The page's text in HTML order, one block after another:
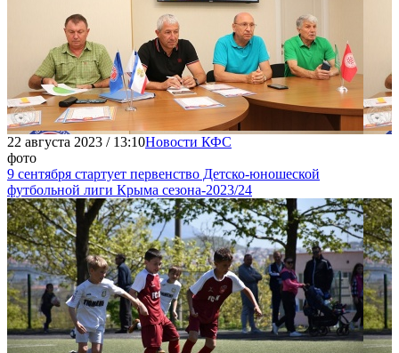
22 августа 2023 / 13:10Новости КФС
фото
9 сентября стартует первенство Детско-юношеской
футбольной лиги Крыма сезона-2023/24